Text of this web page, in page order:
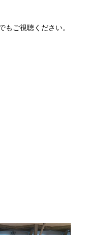
ご視聴ください。
！